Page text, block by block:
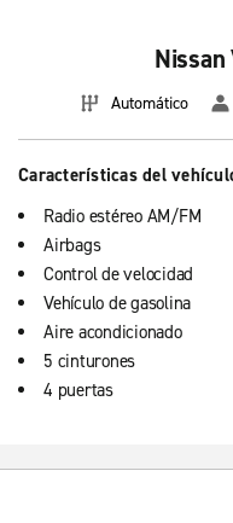
Automático
Características del
Radio estéreo AM/FM
Airbags
Control de velocidad
Vehículo de gasolina
Aire acondicionado
5 cinturones
4 puertas